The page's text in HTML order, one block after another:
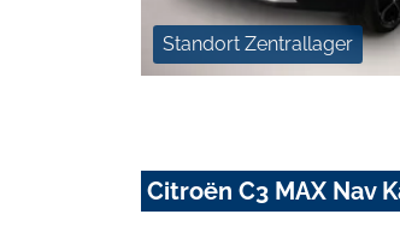
Standort Zentrallager
Citroën C3 MAX Nav